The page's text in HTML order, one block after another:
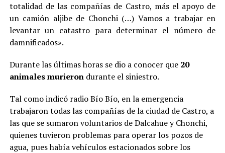
totalidad de las compañías de Castro, más el apoyo de
un camión aljibe de Chonchi (…) Vamos a trabajar en
levantar un catastro para determinar el número de
damnificados».
Durante las últimas horas se dio a conocer que 20
animales murieron durante el siniestro.
Tal como indicó radio Bío Bío, en la emergencia
trabajaron todas las compañías de la ciudad de Castro, a
las que se sumaron voluntarios de Dalcahue y Chonchi,
quienes tuvieron problemas para operar los pozos de
agua, pues había vehículos estacionados sobre los